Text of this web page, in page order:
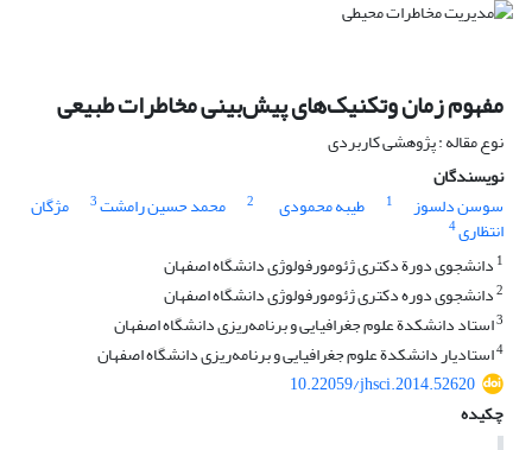
مفهوم زمان وتکنیک‌های پیش‌بینی مخاطرات طبیعی
نوع مقاله : پژوهشی کاربردی
نویسندگان
سوسن دلسوز
1 طیبه محمودی 2 محمد حسین رامشت3 مژگان
انتظاری4
1 دانشجوی دورة دکتری ژئومورفولوژی دانشگاه اصفهان
2دانشجوی دوره دکتری ژئومورفولوژی دانشگاه اصفهان
3استاد دانشکدة علوم جغرافیایی و برنامه‌ریزی دانشگاه اصفهان
4استادیار دانشکدة علوم جغرافیایی و برنامه‌ریزی دانشگاه اصفهان
10.22059/jhsci.2014.52620
چکیده